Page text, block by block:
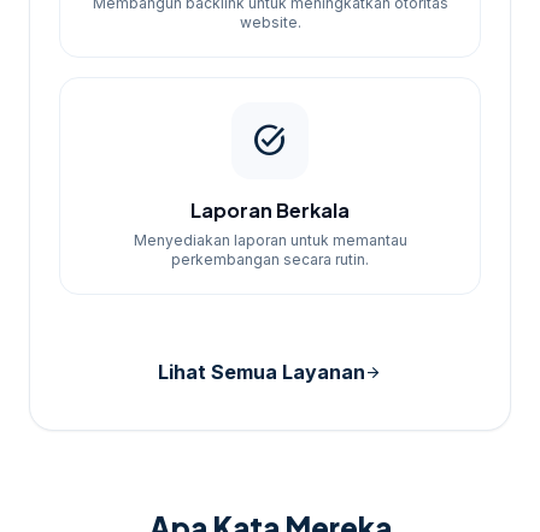
website.
task_alt
Laporan Berkala
Menyediakan laporan untuk memantau
perkembangan secara rutin.
Lihat Semua Layananarrow_forward